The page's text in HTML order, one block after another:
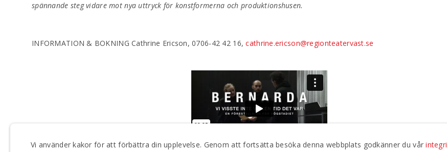
spännande steg vidare mot nya uttryck för konstformerna och produktionshusen.
INFORMATION & BOKNING Cathrine Ericson, 0706-42 42 16,cathrine.ericson@regionteatervast.se
Vi använder kakor för att förbättra din upplevelse. Genom att fortsätta besöka denna webbplats godkänner du vår